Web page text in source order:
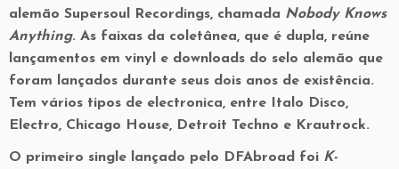
alemão Supersoul Recordings, chamada Nobody Knows
Anything. As faixas da coletânea, que é dupla, reúne
lançamentos em vinyl e downloads do selo alemão que
foram lançados durante seus dois anos de existência.
Tem vários tipos de electronica, entre Italo Disco,
Electro, Chicago House, Detroit Techno e Krautrock.
O primeiro single lançado pelo DFAbroad foi K-